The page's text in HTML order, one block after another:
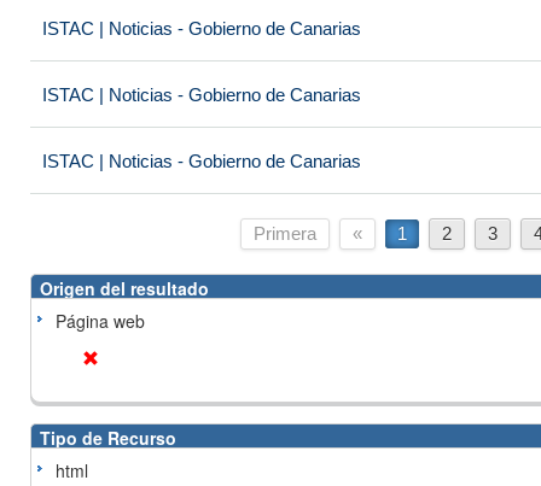
ISTAC | Noticias - Gobierno de Canarias
ISTAC | Noticias - Gobierno de Canarias
ISTAC | Noticias - Gobierno de Canarias
Primera « 1 2 3
Origen del resultado
Página web
Tipo de Recurso
html